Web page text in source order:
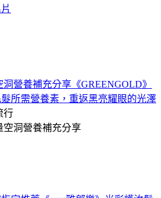
洞營養補充分享《GREENGOLD》
所需營養素，重返黑亮耀眼的光澤
行